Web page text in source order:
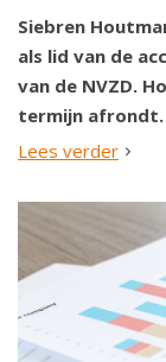
Siebren
als lid van de
van de NVZD.
termijn afrondt.
Lees verder